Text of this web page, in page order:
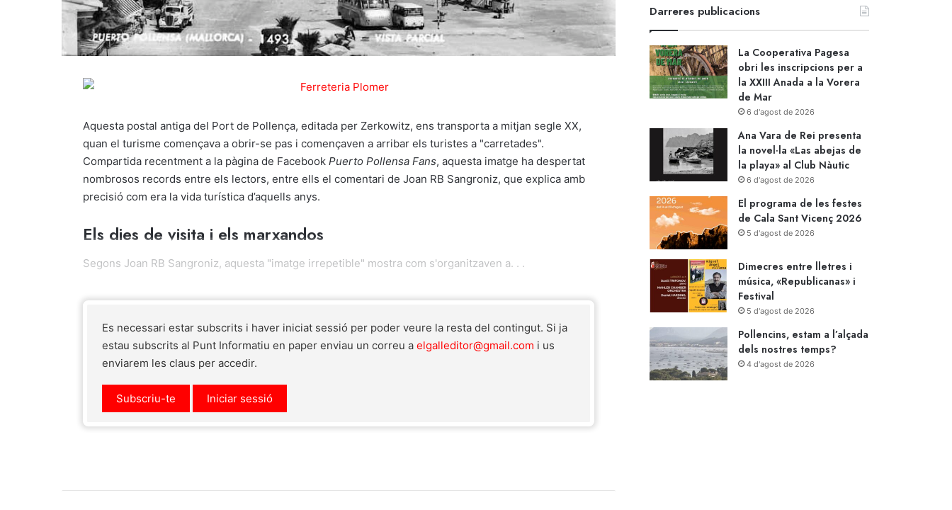
Aquesta postal antiga del Port de Pollença, editada per Zerkowitz, ens transporta a mitjan segle XX,
quan el turisme començava a obrir-se pas i començaven a arribar els turistes a "carretades".
Compartida recentment a la pàgina de Facebook Puerto Pollensa Fans, aquesta imatge ha despertat
nombrosos records entre els lectors, entre ells el comentari de Joan RB Sangroniz, que explica amb
precisió com era la vida turística d’aquells anys.
Els dies de visita i els marxandos
Segons Joan RB Sangroniz, aquesta "imatge irrepetible" mostra com s'organitzaven a. . .
Es necessari estar subscrits i haver iniciat sessió per poder veure la resta del contingut. Si ja
estau subscrits al Punt Informatiu en paper enviau un correu a elgalleditor@gmail.com i us
enviarem les claus per accedir.
Subscriu-te Iniciar sessió
Darreres publicacions
La Cooperativa Pagesa
obri les inscripcions per a
la XXIII Anada a la Vorera
de Mar
6 d'agost de 2026
Ana Vara de Rei presenta
la novel·la «Las abejas de
la playa» al Club Nàutic
6 d'agost de 2026
El programa de les festes
de Cala Sant Vicenç 2026
5 d'agost de 2026
Dimecres entre lletres i
música, «Republicanas» i
Festival
5 d'agost de 2026
Pollencins, estam a l’alçada
dels nostres temps?
4 d'agost de 2026